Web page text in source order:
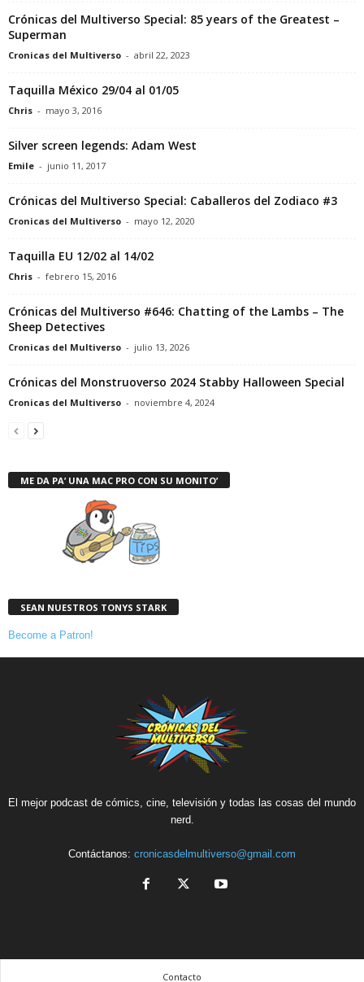
Crónicas del Multiverso Special: 85 years of the Greatest –
Superman
Cronicas del Multiverso - abril 22, 2023
Taquilla México 29/04 al 01/05
Chris - mayo 3, 2016
Silver screen legends: Adam West
Emile - junio 11, 2017
Crónicas del Multiverso Special: Caballeros del Zodiaco #3
Cronicas del Multiverso - mayo 12, 2020
Taquilla EU 12/02 al 14/02
Chris - febrero 15, 2016
Crónicas del Multiverso #646: Chatting of the Lambs – The
Sheep Detectives
Cronicas del Multiverso - julio 13, 2026
Crónicas del Monstruoverso 2024 Stabby Halloween Special
Cronicas del Multiverso - noviembre 4, 2024
ME DA PA’ UNA MAC PRO CON SU MONITO’
SEAN NUESTROS TONYS STARK
Become a Patron!
El mejor podcast de cómics, cine, televisión y todas las cosas del mundo
nerd.
Contáctanos: cronicasdelmultiverso@gmail.com
Contacto